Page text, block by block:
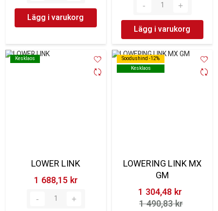
Lägg i varukorg
Lägg i varukorg
Kesklaos
Kesklaos
LOWER LINK
1 688,15 kr‎
Soodushind -12%
Kesklaos
Soodushind -12%
Kesklaos
LOWERING LINK MX
GM
1 304,48 kr‎
1 490,83 kr‎